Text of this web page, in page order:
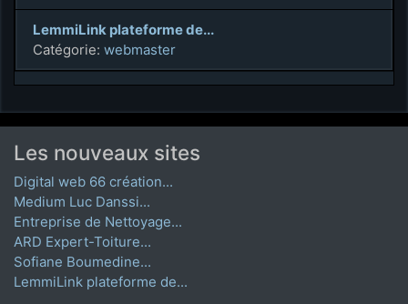
LemmiLink plateforme de...
Catégorie: webmaster
Les nouveaux sites
Digital web 66 création...
Medium Luc Danssi...
Entreprise de Nettoyage...
ARD Expert-Toiture...
Sofiane Boumedine...
LemmiLink plateforme de...